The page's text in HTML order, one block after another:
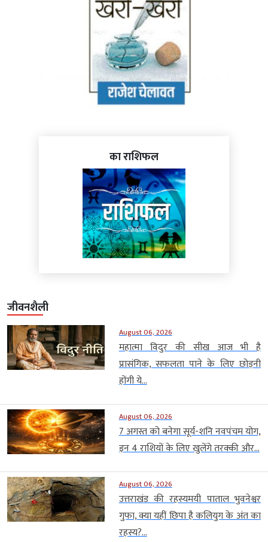
का राशिफल
जीवनशैली
August 06, 2026
महात्मा विदुर की सीख आज भी है
प्रासंगिक, सफलता पाने के लिए छोड़नी
होंगी ये...
August 06, 2026
7 अगस्त को बनेगा सूर्य-शनि नवपंचम योग,
इन 4 राशियों के लिए खुलेंगे तरक्की और...
August 06, 2026
उत्तराखंड की रहस्यमयी पाताल भुवनेश्वर
गुफा, क्या यहीं छिपा है कलियुग के अंत का
रहस्य?...